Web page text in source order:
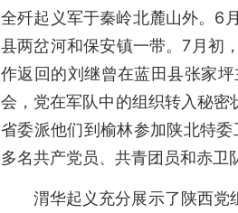
全歼起义军于秦岭北麓山外。6
县两岔河和保安镇一带。7月初
作返回的刘继曾在蓝田县张家
会，党在军队中的组织转入秘密
省委派他们到榆林参加陕北特
多名共产党员、共青团员和赤卫
渭华起义充分展示了陕西党